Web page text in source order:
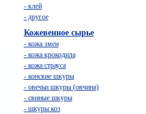
- клей
- другое
Кожевенное сырье
- кожа змеи
- кожа крокодила
- кожа страуса
- конские шкуры
- овечьи шкуры (овчина)
- свиные шкуры
- шкуры коз